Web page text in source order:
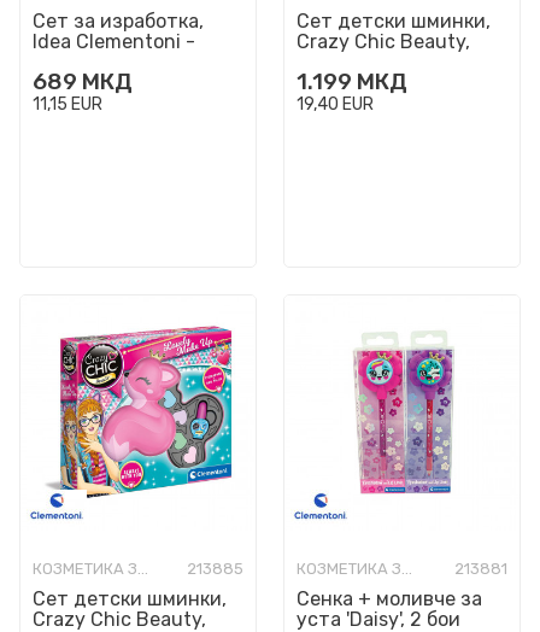
Сет за изработка,
Idea Clementoni -
Crazy Summer
689 МКД
11,15 EUR
Сет детски шминки,
Crazy Chic Beauty,
1.199 МКД
19,40 EUR
КОЗМЕТИКА ЗА ДЕЦА 213885
Сет детски шминки,
Crazy Chic Beauty,
КОЗМЕТИКА ЗА ДЕЦА 213881
Сенка + моливче за
уста 'Daisy', 2 бои